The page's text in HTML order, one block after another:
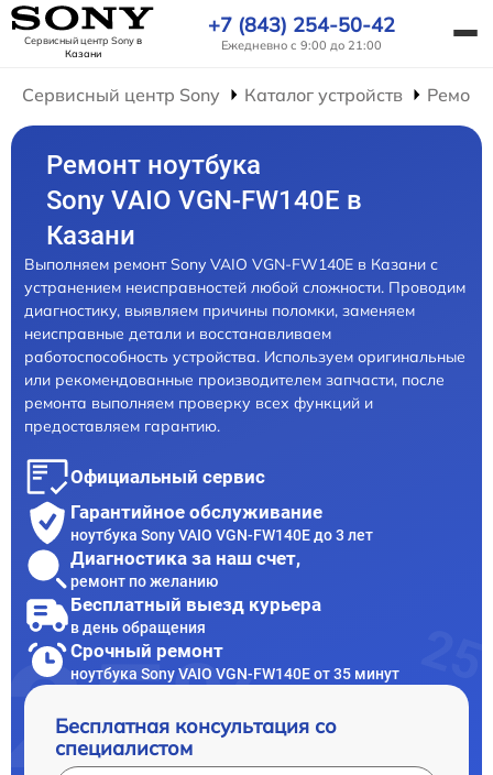
Сервисный центр Sonyв
Казани
+7 (843) 254-50-42
Ежедневно с 9:00 до 21:00
Сервисный центр Sony Каталог устройств
Ремонт ноутбука
Sony VAIO VGN-FW140E в
Казани
Выполняем ремонт Sony VAIO VGN-FW140E в Казани с
устранением неисправностей любой сложности. Проводим
диагностику, выявляем причины поломки, заменяем
неисправные детали и восстанавливаем
работоспособность устройства. Используем оригинальные
или рекомендованные производителем запчасти, после
ремонта выполняем проверку всех функций и
предоставляем гарантию.
Официальный сервис
Гарантийное обслуживание
ноутбука Sony VAIO VGN-FW140E до 3 лет
Диагностика за наш счет,
ремонт по желанию
Бесплатный выезд курьера
в день обращения
Срочный ремонт
ноутбука Sony VAIO VGN-FW140E от 35 минут
Бесплатная консультация со
специалистом